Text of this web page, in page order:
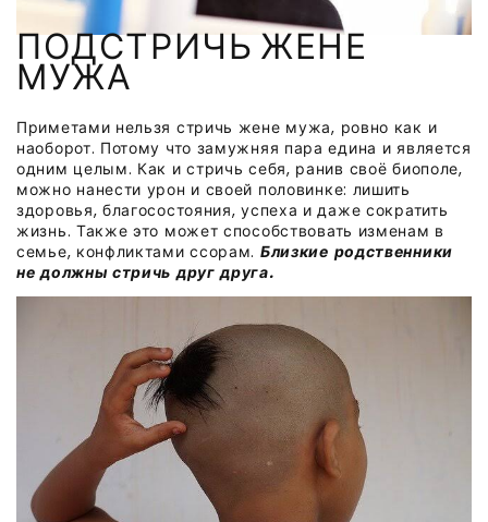
ПОДСТРИЧЬ ЖЕНЕ
МУЖА
Приметами нельзя стричь жене мужа, ровно как и
наоборот. Потому что замужняя пара едина и является
одним целым. Как и стричь себя, ранив своё биополе,
можно нанести урон и своей половинке: лишить
здоровья, благосостояния, успеха и даже сократить
жизнь. Также это может способствовать изменам в
семье, конфликтами ссорам. Близкие родственники
не должны стричь друг друга.